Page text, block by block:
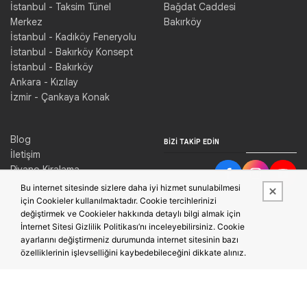
İstanbul - Taksim Tünel
Merkez
İstanbul - Kadıköy Feneryolu
İstanbul - Bakırköy Konsept
İstanbul - Bakırköy
Ankara - Kızılay
İzmir - Çankaya Konak
Bağdat Caddesi
Bakırköy
Blog
İletişim
Piyano Kiralama
Konser Salonu Kiralama
BIZI TAKIP EDIN
Bu internet sitesinde sizlere daha iyi hizmet sunulabilmesi
için Cookieler kullanılmaktadır. Cookie tercihlerinizi
değiştirmek ve Cookieler hakkında detaylı bilgi almak için
İnternet Sitesi Gizlilik Politikası’nı inceleyebilirsiniz. Cookie
ayarlarını değiştirmeniz durumunda internet sitesinin bazı
özelliklerinin işlevselliğini kaybedebileceğini dikkate alınız.